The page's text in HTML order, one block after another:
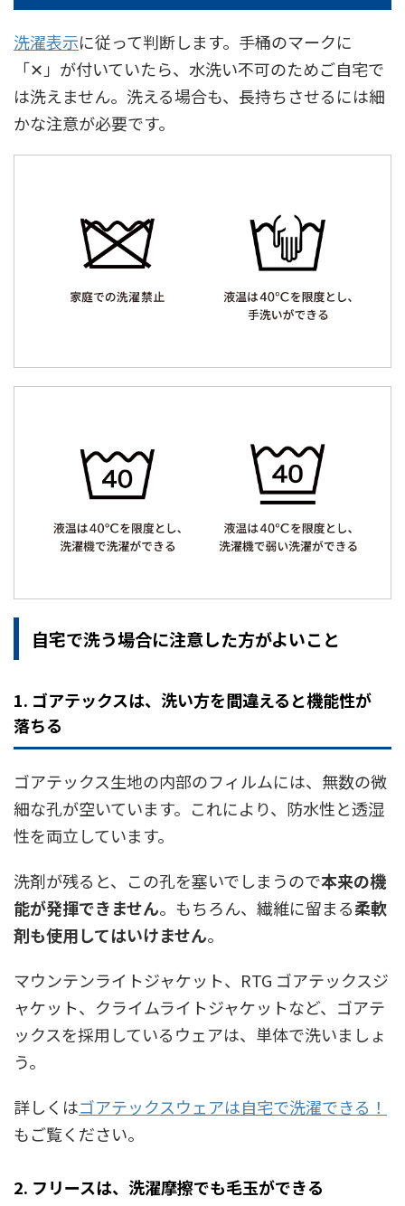
洗濯表示に従って判断します。手桶のマークに
「✕」が付いていたら、水洗い不可のためご自宅で
は洗えません。洗える場合も、長持ちさせるには細
かな注意が必要です。
自宅で洗う場合に注意した方がよいこと
1. ゴアテックスは、洗い方を間違えると機能性が
落ちる
ゴアテックス生地の内部のフィルムには、無数の微
細な孔が空いています。これにより、防水性と透湿
性を両立しています。
洗剤が残ると、この孔を塞いでしまうので本来の機
能が発揮できません。もちろん、繊維に留まる柔軟
剤も使用してはいけません。
マウンテンライトジャケット、RTG ゴアテックスジ
ャケット、クライムライトジャケットなど、ゴアテ
ックスを採用しているウェアは、単体で洗いましょ
う。
詳しくはゴアテックスウェアは自宅で洗濯できる！
もご覧ください。
2. フリースは、洗濯摩擦でも毛玉ができる